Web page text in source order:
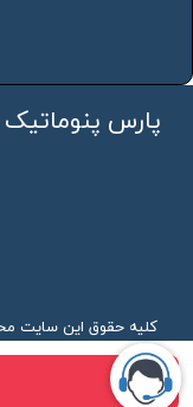
پارس
کلیه حقوق این سایت
هرگونه کپی